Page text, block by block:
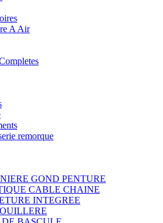
A Air
remorque
GOND PENTURE
CABLE CHAINE
INTEGREE